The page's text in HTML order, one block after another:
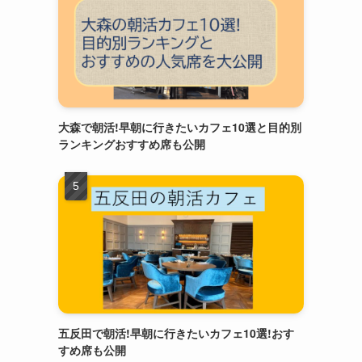
大森で朝活!早朝に行きたいカフェ10選と目的別
ランキングおすすめ席も公開
五反田で朝活!早朝に行きたいカフェ10選!おす
すめ席も公開